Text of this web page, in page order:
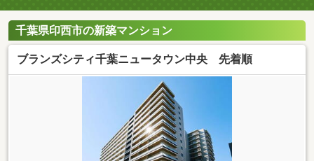
千葉県印西市の新築マンション
ブランズシティ千葉ニュータウン中央 先着順